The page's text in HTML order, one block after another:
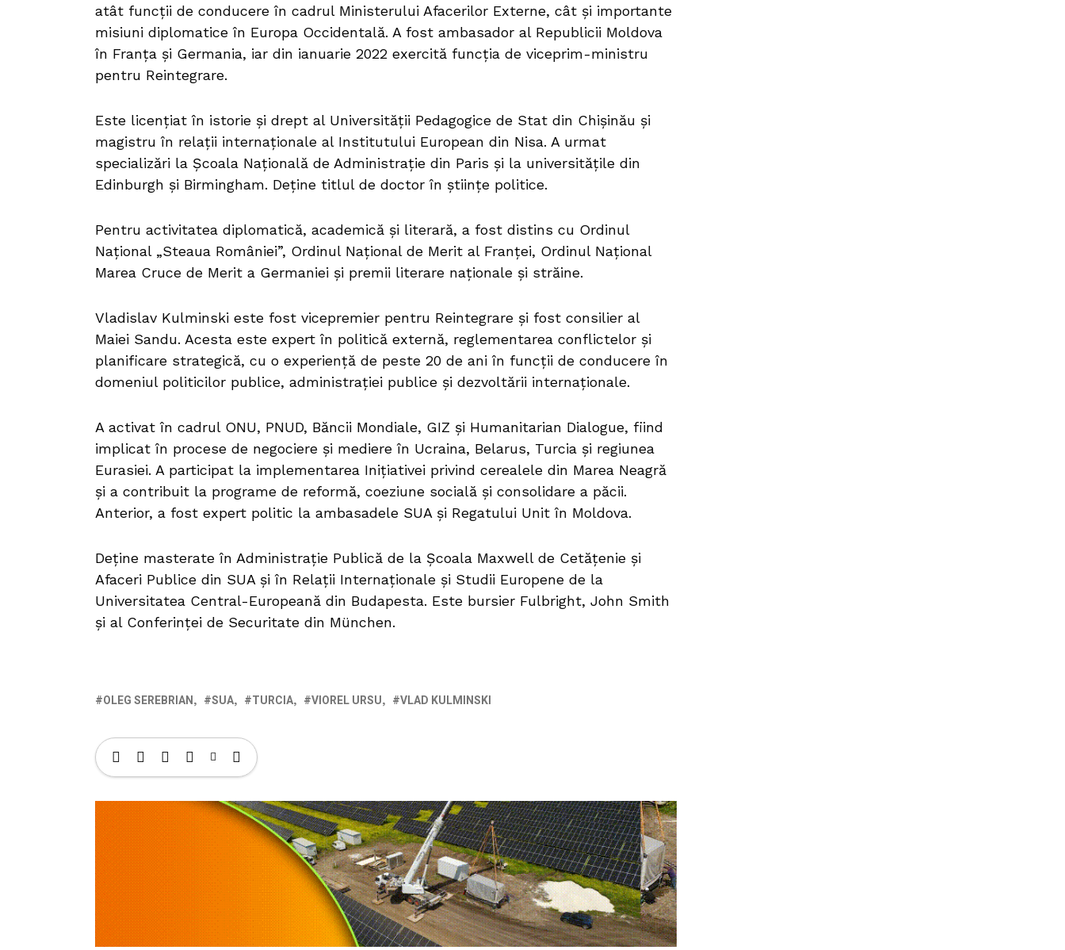
atât funcții de conducere în cadrul Ministerului Afacerilor Externe, cât și importante
misiuni diplomatice în Europa Occidentală. A fost ambasador al Republicii Moldova
în Franța și Germania, iar din ianuarie 2022 exercită funcția de viceprim-ministru
pentru Reintegrare.
Este licențiat în istorie și drept al Universității Pedagogice de Stat din Chișinău și
magistru în relații internaționale al Institutului European din Nisa. A urmat
specializări la Școala Națională de Administrație din Paris și la universitățile din
Edinburgh și Birmingham. Deține titlul de doctor în științe politice.
Pentru activitatea diplomatică, academică și literară, a fost distins cu Ordinul
Național „Steaua României”, Ordinul Național de Merit al Franței, Ordinul Național
Marea Cruce de Merit a Germaniei și premii literare naționale și străine.
Vladislav Kulminski este fost vicepremier pentru Reintegrare și fost consilier al
Maiei Sandu. Acesta este expert în politică externă, reglementarea conflictelor și
planificare strategică, cu o experiență de peste 20 de ani în funcții de conducere în
domeniul politicilor publice, administrației publice și dezvoltării internaționale.
A activat în cadrul ONU, PNUD, Băncii Mondiale, GIZ și Humanitarian Dialogue, fiind
implicat în procese de negociere și mediere în Ucraina, Belarus, Turcia și regiunea
Eurasiei. A participat la implementarea Inițiativei privind cerealele din Marea Neagră
și a contribuit la programe de reformă, coeziune socială și consolidare a păcii.
Anterior, a fost expert politic la ambasadele SUA și Regatului Unit în Moldova.
Deține masterate în Administrație Publică de la Școala Maxwell de Cetățenie și
Afaceri Publice din SUA și în Relații Internaționale și Studii Europene de la
Universitatea Central-Europeană din Budapesta. Este bursier Fulbright, John Smith
și al Conferinței de Securitate din München.
OLEG SEREBRIAN SUA TURCIA VIOREL URSU VLAD KULMINSKI